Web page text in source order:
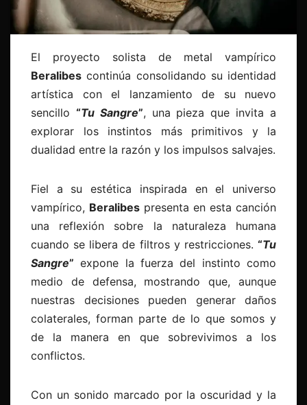
El proyecto solista de metal vampírico
Beralibes continúa consolidando su identidad
artística con el lanzamiento de su nuevo
sencillo “Tu Sangre”, una pieza que invita a
explorar los instintos más primitivos y la
dualidad entre la razón y los impulsos salvajes.
Fiel a su estética inspirada en el universo
vampírico, Beralibes presenta en esta canción
una reflexión sobre la naturaleza humana
cuando se libera de filtros y restricciones. “Tu
Sangre” expone la fuerza del instinto como
medio de defensa, mostrando que, aunque
nuestras decisiones pueden generar daños
colaterales, forman parte de lo que somos y
de la manera en que sobrevivimos a los
conflictos.
Con un sonido marcado por la oscuridad y la